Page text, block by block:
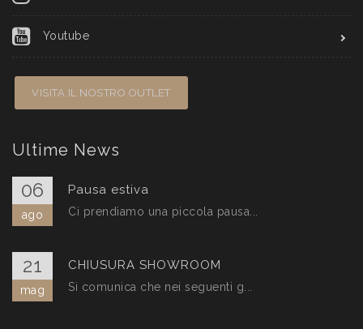
Youtube
VISITA IL NOSTRO OUTLET
Ultime News
06
ago
Pausa estiva
Ci prendiamo una piccola pausa...
21
mag
CHIUSURA SHOWROOM
Si comunica che nei seguenti g...